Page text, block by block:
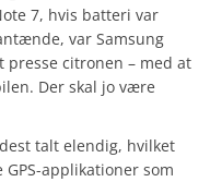
7, hvis batteri var
var Samsung
citronen – med at
Der skal jo være
talt elendig, hvilket
applikationer som